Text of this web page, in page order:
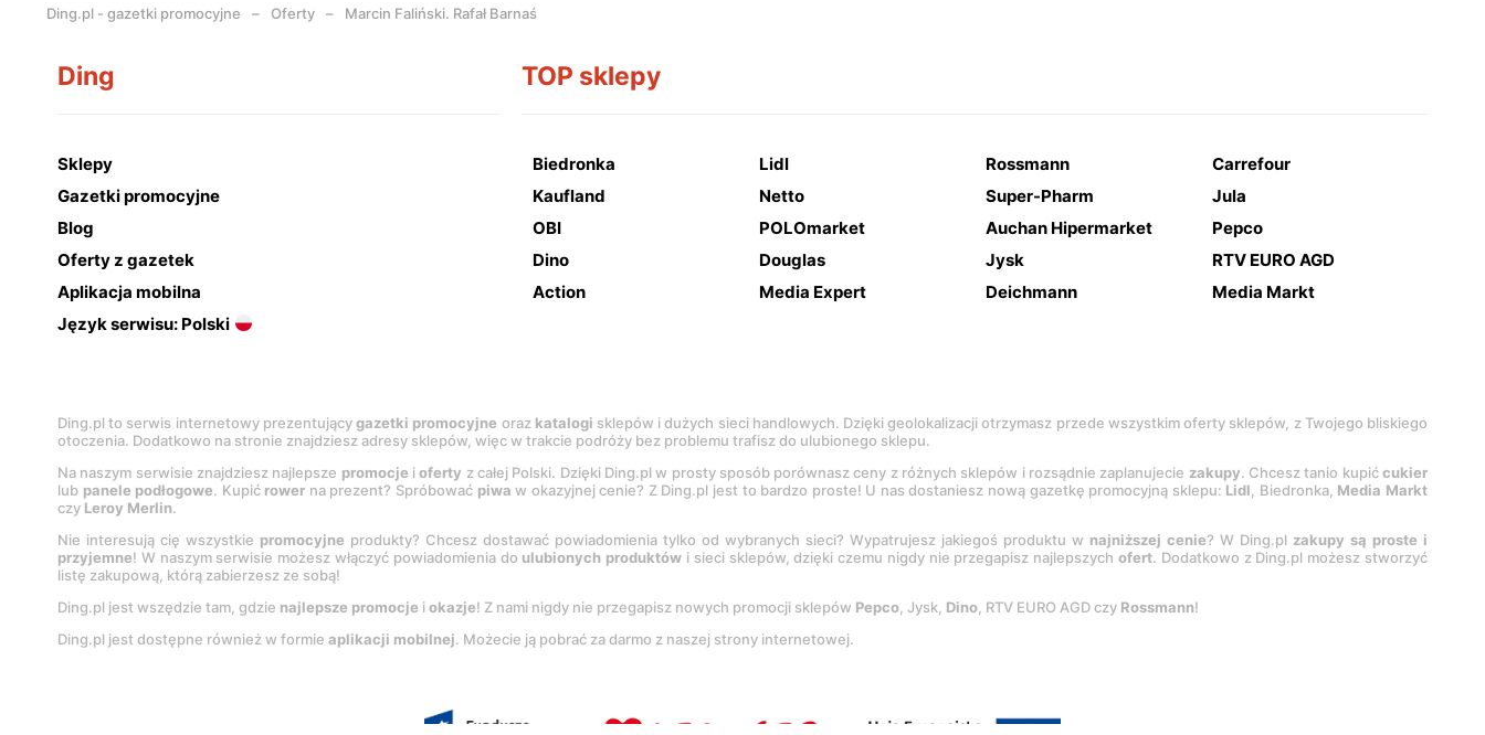
Ding.pl - gazetki promocyjne Oferty Marcin Faliński. Rafał Barnaś
Ding
Sklepy
Gazetki promocyjne
Blog
Oferty z gazetek
Aplikacja mobilna
Język serwisu: Polski
TOP sklepy
Biedronka Lidl Rossmann
Carrefour
Kaufland
Netto Super-Pharm
Jula
OBI
POLOmarket Auchan Hipermarket
Pepco
Dino
Douglas Jysk
RTV EURO AGD
Action
Media Expert Deichmann Media Markt
Ding.pl to serwis internetowy prezentującygazetki promocyjne oraz katalogi sklepów i dużych sieci handlowych. Dzięki geolokalizacji otrzymasz przede wszystkim oferty sklepów, z Twojego bliskiego
otoczenia. Dodatkowo na stronie znajdziesz adresy sklepów, więc w trakcie podróży bez problemu trafisz do ulubionego sklepu.
Na naszym serwisie znajdziesz najlepsze promocje ioferty z całej Polski. Dzięki Ding.pl w prosty sposób porównasz ceny z różnych sklepów i rozsądnie zaplanujecie zakupy. Chcesz tanio kupićcukier
lub panele podłogowe. Kupić rower na prezent? Spróbować piwa w okazyjnej cenie? Z Ding.pl jest to bardzo proste! U nas dostaniesz nową gazetkę promocyjną sklepu: Lidl, Biedronka, Media Markt
czy Leroy Merlin.
Nie interesują cię wszystkie promocyjne produkty? Chcesz dostawać powiadomienia tylko od wybranych sieci? Wypatrujesz jakiegoś produktu w najniższej cenie? W Ding.pl zakupy są proste i
przyjemne! W naszym serwisie możesz włączyć powiadomienia do ulubionych produktów i sieci sklepów, dzięki czemu nigdy nie przegapisz najlepszychofert. Dodatkowo z Ding.pl możesz stworzyć
listę zakupową, którą zabierzesz ze sobą!
Ding.pl jest wszędzie tam, gdzie najlepsze promocje i okazje! Z nami nigdy nie przegapisz nowych promocji sklepów Pepco, Jysk, Dino, RTV EURO AGD czy Rossmann!
Ding.pl jest dostępne również w formie aplikacji mobilnej. Możecie ją pobrać za darmo z naszej strony internetowej.